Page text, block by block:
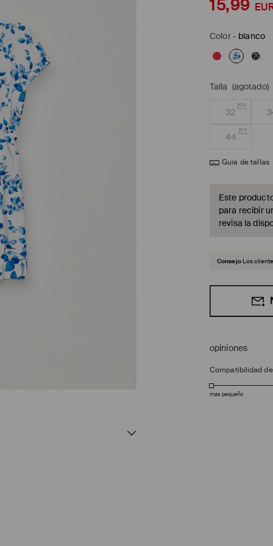
15,99
Color- blanco
Talla (agotado)
32
44
Guía de tallas
Este
para recibir
revisa la
Consejo Los
opiniones
Compatibilidad
más pequeño